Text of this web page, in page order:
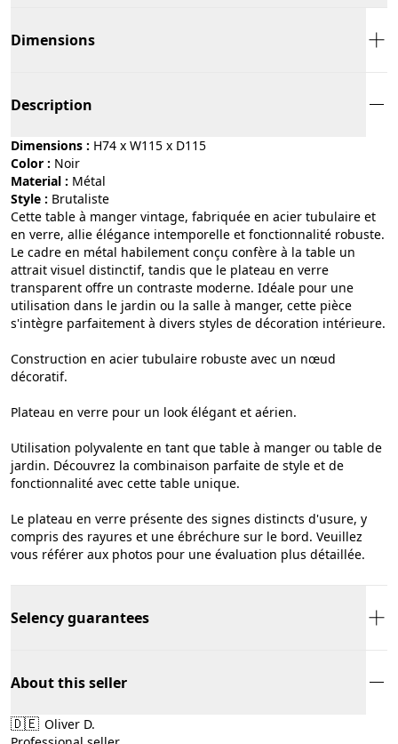
Dimensions
Description
Dimensions : H74 x W115 x D115
Color :
noir
Material :
métal
Style :
brutaliste
Cette table à manger vintage, fabriquée en acier tubulaire et
en verre, allie élégance intemporelle et fonctionnalité robuste.
Le cadre en métal habilement conçu confère à la table un
attrait visuel distinctif, tandis que le plateau en verre
transparent offre un contraste moderne. Idéale pour une
utilisation dans le jardin ou la salle à manger, cette pièce
s'intègre parfaitement à divers styles de décoration intérieure.
Construction en acier tubulaire robuste avec un nœud
décoratif.
Plateau en verre pour un look élégant et aérien.
Utilisation polyvalente en tant que table à manger ou table de
jardin. Découvrez la combinaison parfaite de style et de
fonctionnalité avec cette table unique.
Le plateau en verre présente des signes distincts d'usure, y
compris des rayures et une ébréchure sur le bord. Veuillez
vous référer aux photos pour une évaluation plus détaillée.
Selency guarantees
About this seller
🇩🇪 Oliver D.